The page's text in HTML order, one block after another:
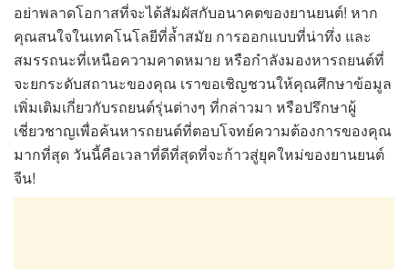
อย่าพลาดโอกาสที่จะได้สัมผัสกับอนาคตของยานยนต์! หาก
คุณสนใจในเทคโนโลยีที่ล้ำสมัย การออกแบบที่น่าทึ่ง และ
สมรรถนะที่เหนือความคาดหมาย หรือกำลังมองหารถยนต์ที่
จะยกระดับสถานะของคุณ เราขอเชิญชวนให้คุณศึกษาข้อมูล
เพิ่มเติมเกี่ยวกับรถยนต์รุ่นต่างๆ ที่กล่าวมา หรือปรึกษาผู้
เชี่ยวชาญเพื่อค้นหารถยนต์ที่ตอบโจทย์ความต้องการของคุณ
มากที่สุด วันนี้คือเวลาที่ดีที่สุดที่จะก้าวสู่ยุคใหม่ของยานยนต์
จีน!